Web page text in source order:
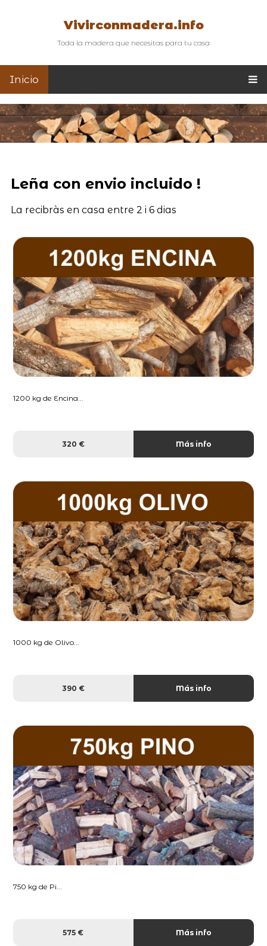
Vivirconmadera.info
Toda la madera que necesitas para tu casa
Inicio
Leña con envio incluido !
La recibràs en casa entre 2 i 6 dias
1200 kg de Encina...
320 € Más info
1000 kg de Olivo...
390 € Más info
750 kg de Pi...
575 € Más info